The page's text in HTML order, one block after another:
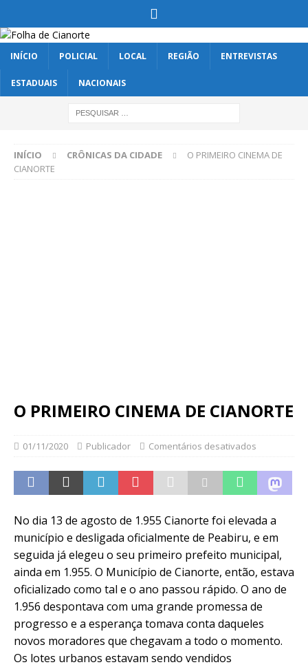
INÍCIO POLICIAL LOCAL REGIÃO ENTREVISTAS
ESTADUAIS NACIONAIS
INÍCIO CRÔNICAS DA CIDADE
O PRIMEIRO CINEMA DE
CIANORTE
O PRIMEIRO CINEMA DE CIANORTE
01/11/2020 Publicador Comentários desativados
No dia 13 de agosto de 1.955 Cianorte foi elevada a
município e desligada oficialmente de Peabiru, e em
seguida já elegeu o seu primeiro prefeito municipal,
ainda em 1.955. O Município de Cianorte, então, estava
oficializado como tal e o ano passou rápido. O ano de
1.956 despontava com uma grande promessa de
progresso e a esperança tomava conta daqueles
novos moradores que chegavam a todo o momento.
Os lotes urbanos estavam sendo vendidos